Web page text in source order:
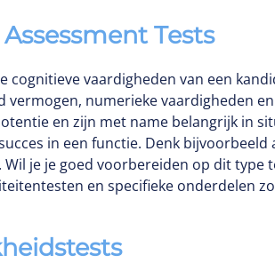
Tests
cognitieve vaardigheden van een
vermogen, numerieke vaardigheden
en zijn met name belangrijk in
in een functie. Denk
je je goed voorbereiden op dit type
en specifieke onderdelen